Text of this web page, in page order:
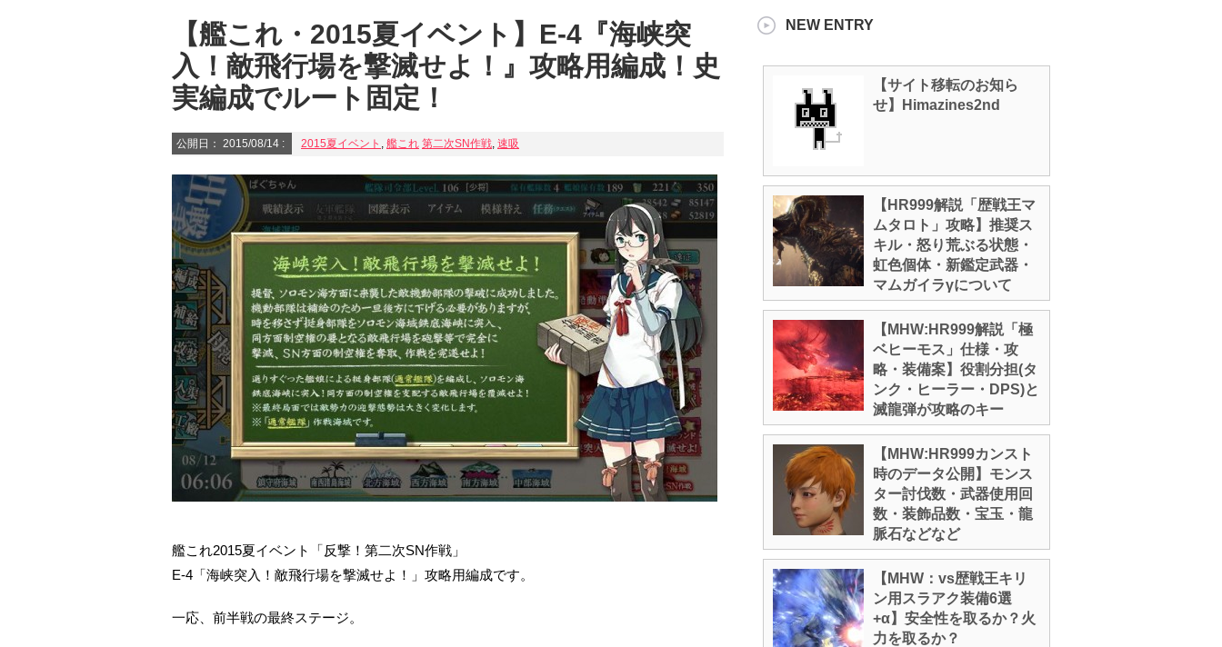
【艦これ・2015夏イベント】E-4『海峡突
入！敵飛行場を撃滅せよ！』攻略用編成！史
実編成でルート固定！
公開日： 2015/08/14 : 2015夏イベント , 艦これ 第二次SN作戦, 速吸
艦これ2015夏イベント「反撃！第二次SN作戦」
E-4「海峡突入！敵飛行場を撃滅せよ！」攻略用編成です。
一応、前半戦の最終ステージ。
NEW ENTRY
【サイト移転のお知ら
せ】Himazines2nd
【HR999解説「歴戦王マ
ムタロト」攻略】推奨ス
キル・怒り荒ぶる状態・
虹色個体・新鑑定武器・
マムガイラγについて
【MHW:HR999解説「極
ベヒーモス」仕様・攻
略・装備案】役割分担(タ
ンク・ヒーラー・DPS)と
滅龍弾が攻略のキー
【MHW:HR999カンスト
時のデータ公開】モンス
ター討伐数・武器使用回
数・装飾品数・宝玉・龍
脈石などなど
【MHW：vs歴戦王キリ
ン用スラアク装備6選
+α】安全性を取るか？火
力を取るか？